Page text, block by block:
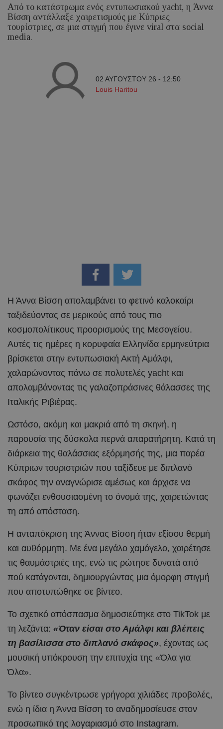
Από το κατάστρωμα ενός εντυπωσιακού yacht, η Άννα
Βίσση αντάλλαξε χαιρετισμούς με Κύπριες
τουρίστριες, σε μια στιγμή που έγινε viral στα social
media.
02 ΑΥΓΟΥΣΤΟΥ 26 - 12:50
Louis Haritou
Η Άννα Βίσση απολαμβάνει το φετινό καλοκαίρι
ταξιδεύοντας σε μερικούς από τους πιο
κοσμοπολίτικους προορισμούς της Μεσογείου.
Αυτές τις ημέρες η κορυφαία Ελληνίδα ερμηνεύτρια
βρίσκεται στην εντυπωσιακή Ακτή Αμάλφι,
χαλαρώνοντας πάνω σε πολυτελές yacht και
απολαμβάνοντας τις γαλαζοπράσινες θάλασσες της
Ιταλικής Ριβιέρας.
Ωστόσο, ακόμη και μακριά από τη σκηνή, η
παρουσία της δύσκολα περνά απαρατήρητη. Κατά τη
διάρκεια της θαλάσσιας εξόρμησής της, μια παρέα
Κύπριων τουριστριών που ταξίδευε με διπλανό
σκάφος την αναγνώρισε αμέσως και άρχισε να
φωνάζει ενθουσιασμένη το όνομά της, χαιρετώντας
τη από απόσταση.
Η ανταπόκριση της Άννας Βίσση ήταν εξίσου θερμή
και αυθόρμητη. Με ένα μεγάλο χαμόγελο, χαιρέτησε
τις θαυμάστριές της, ενώ τις ρώτησε δυνατά από
πού κατάγονται, δημιουργώντας μια όμορφη στιγμή
που αποτυπώθηκε σε βίντεο.
Το σχετικό απόσπασμα δημοσιεύτηκε στο TikTok με
τη λεζάντα: «Όταν είσαι στο Αμάλφι και βλέπεις
τη βασίλισσα στο διπλανό σκάφος», έχοντας ως
μουσική υπόκρουση την επιτυχία της «Όλα για
Όλα».
Το βίντεο συγκέντρωσε γρήγορα χιλιάδες προβολές,
ενώ η ίδια η Άννα Βίσση το αναδημοσίευσε στον
προσωπικό της λογαριασμό στο Instagram.